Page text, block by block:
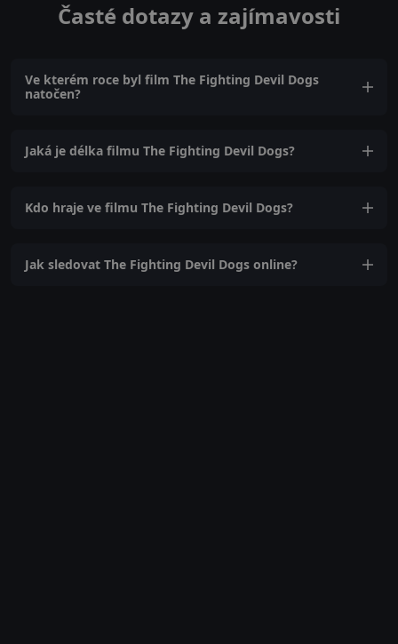
Časté dotazy a zajímavosti
Ve kterém roce byl film The Fighting Devil Dogs
natočen?
Jaká je délka filmu The Fighting Devil Dogs?
Kdo hraje ve filmu The Fighting Devil Dogs?
Jak sledovat The Fighting Devil Dogs online?